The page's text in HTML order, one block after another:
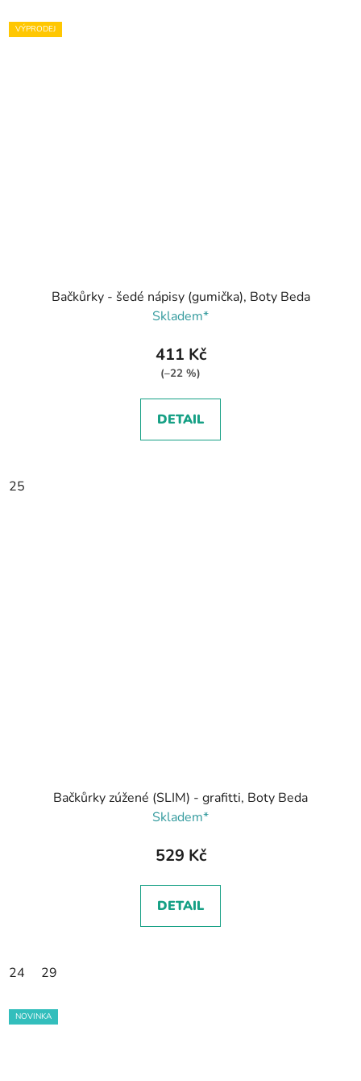
VÝPRODEJ
Bačkůrky - šedé nápisy (gumička), Boty Beda
Skladem*
411 Kč
(–22 %)
DETAIL
25
Bačkůrky zúžené (SLIM) - grafitti, Boty Beda
Skladem*
529 Kč
DETAIL
24 29
NOVINKA